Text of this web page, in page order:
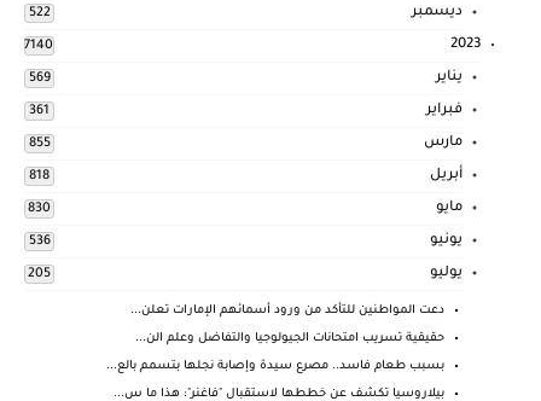
ديسمبر 522
2023
7140
يناير 569
فبراير 361
مارس 855
أبريل 818
مايو 830
يونيو 536
يوليو 205
دعت المواطنين للتأكد من ورود أسمائهم الإمارات تعلن...
حقيقية تسريب امتحانات الجيولوجيا والتفاضل وعلم الن...
بسبب طعام فاسد.. مصرع سيدة وإصابة نجلها بتسمم بالع...
بيلاروسيا تكشف عن خططها لاستقبال "فاغنر": هذا ما س...